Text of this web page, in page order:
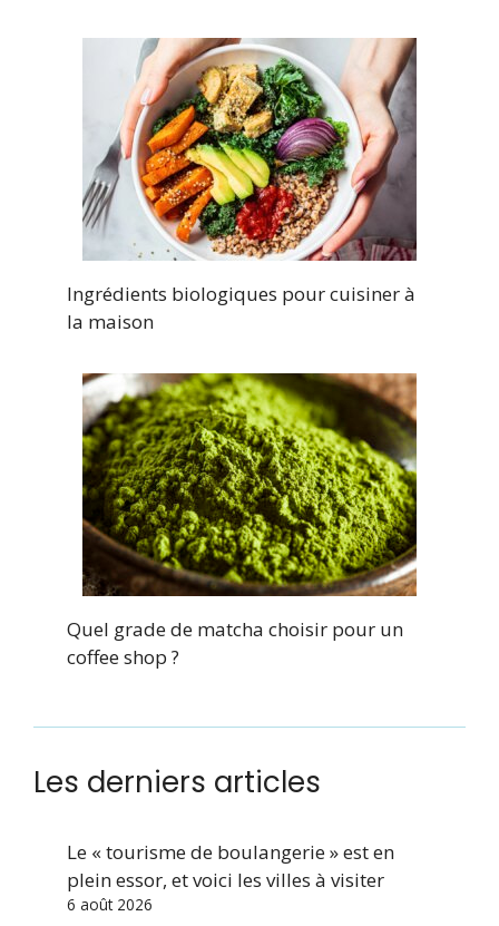
Ingrédients biologiques pour cuisiner à
la maison
Quel grade de matcha choisir pour un
coffee shop ?
Les derniers articles
Le « tourisme de boulangerie » est en
plein essor, et voici les villes à visiter
6 août 2026